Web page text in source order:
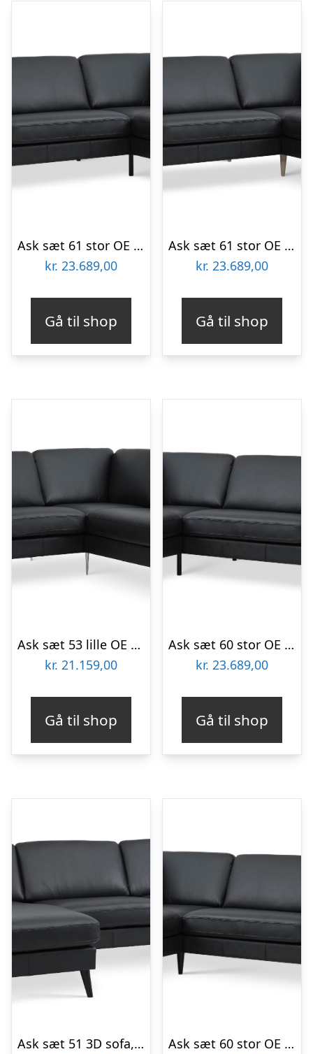
Ask sæt 61 stor OE sofa, m. højre chaiselong – sort semianilin læder og sort metal
kr. 23.689,00
Gå til shop
Ask sæt 61 stor OE sofa, m. højre chaiselong – sort semianilin læder og natur træ
kr. 23.689,00
Gå til shop
Ask sæt 53 lille OE sofa, m. højre chaiselong – sort semianilin læder og børstet aluminium
kr. 21.159,00
Gå til shop
Ask sæt 60 stor OE sofa, m. venstre chaiselong – sort semianilin læder og sort metal
kr. 23.689,00
Gå til shop
Ask sæt 51 3D sofa, m. chaiselong – sort semianilin læder og sort træ
Ask sæt 60 stor OE sofa, m. venstre chaiselong – sort semianilin læder og sort træ